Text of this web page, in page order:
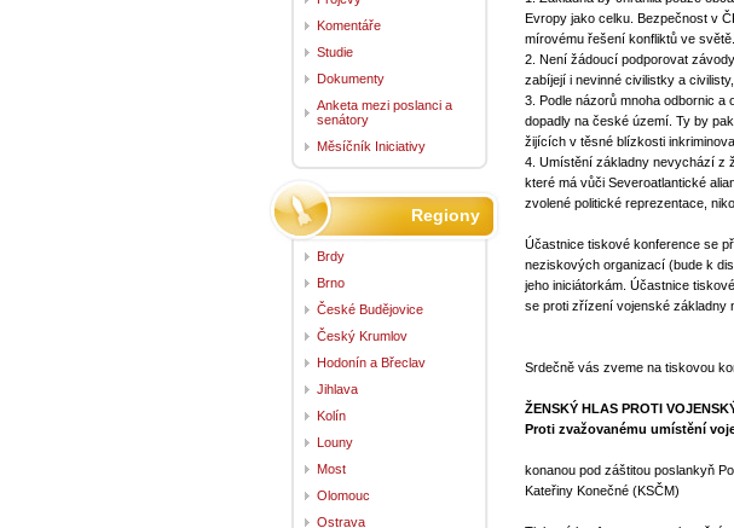
Evropy jako celku. Bezpečnost v
mírovému řešení konfliktů ve světě.
2. Není žádoucí podporovat
zabíjejí i nevinné civilistky a
3. Podle názorů mnoha odbornic
dopadly na české území. Ty by
žijících v těsné blízkosti
4. Umístění základny nevychází z
které má vůči Severoatlantické
zvolené politické reprezentace,
Účastnice tiskové konference se
neziskových organizací (bude k
jeho iniciátorkám. Účastnice
se proti zřízení vojenské základny
Srdečně vás zveme na tiskovou
ŽENSKÝ HLAS PROTI
Proti zvažovanému umístění
konanou pod záštitou poslankyň
Kateřiny Konečné (KSČM)
Komentáře
Studie
Dokumenty
Anketa mezi poslanci a
senátory
Měsíčník Iniciativy
Regiony
Brdy
Brno
České Budějovice
Český Krumlov
Hodonín a Břeclav
Jihlava
Kolín
Louny
Most
Olomouc
Ostrava